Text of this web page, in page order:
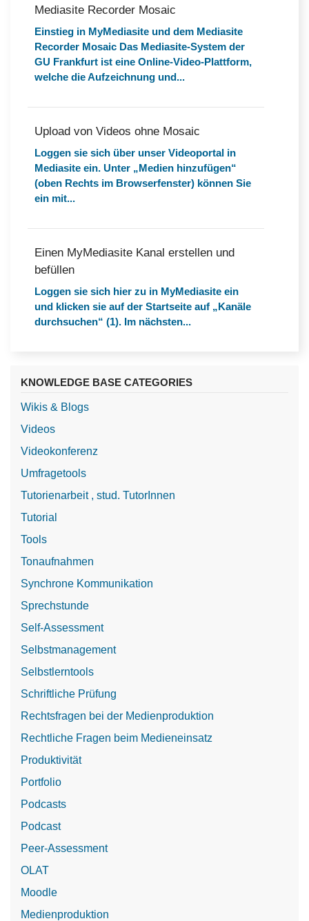
Mediasite Recorder Mosaic
Einstieg in MyMediasite und dem Mediasite
Recorder Mosaic Das Mediasite-System der
GU Frankfurt ist eine Online-Video-Plattform,
welche die Aufzeichnung und...
Upload von Videos ohne Mosaic
Loggen sie sich über unser Videoportal in
Mediasite ein. Unter „Medien hinzufügen“
(oben Rechts im Browserfenster) können Sie
ein mit...
Einen MyMediasite Kanal erstellen und
befüllen
Loggen sie sich hier zu in MyMediasite ein
und klicken sie auf der Startseite auf „Kanäle
durchsuchen“ (1). Im nächsten...
KNOWLEDGE BASE CATEGORIES
Wikis & Blogs
Videos
Videokonferenz
Umfragetools
Tutorienarbeit , stud. TutorInnen
Tutorial
Tools
Tonaufnahmen
Synchrone Kommunikation
Sprechstunde
Self-Assessment
Selbstmanagement
Selbstlerntools
Schriftliche Prüfung
Rechtsfragen bei der Medienproduktion
Rechtliche Fragen beim Medieneinsatz
Produktivität
Portfolio
Podcasts
Podcast
Peer-Assessment
OLAT
Moodle
Medienproduktion